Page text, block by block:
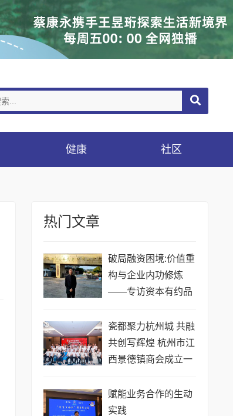
健康 社区
热门文章
破局融资困境:价值重
构与企业内功修炼
——专访资本有约品
瓷都聚力杭州城 共融
共创写辉煌 杭州市江
西景德镇商会成立一
行
赋能业务合作的生动
实践